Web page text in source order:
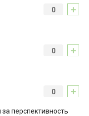
+
0
+
0
+
0
перспективность